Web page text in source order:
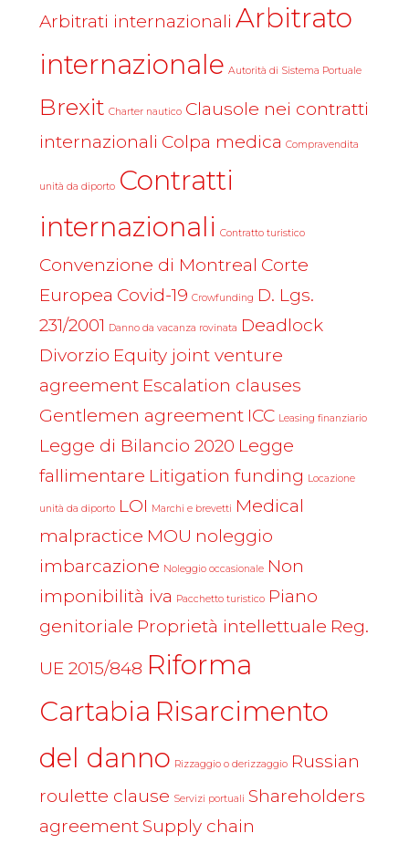
Arbitrati internazionali Arbitrato
internazionale Autorità di Sistema Portuale
Brexit Charter nautico Clausole nei contratti
internazionali Colpa medica Compravendita
unità da diporto Contratti
internazionali Contratto turistico
Convenzione di Montreal Corte
Europea Covid-19 Crowfunding D. Lgs.
231/2001 Danno da vacanza rovinata Deadlock
Divorzio Equity joint venture
agreement Escalation clauses
Gentlemen agreement ICC Leasing finanziario
Legge di Bilancio 2020 Legge
fallimentare Litigation funding Locazione
unità da diporto LOI Marchi e brevetti Medical
malpractice MOU noleggio
imbarcazione Noleggio occasionale Non
imponibilità iva Pacchetto turistico Piano
genitoriale Proprietà intellettuale Reg.
UE 2015/848 Riforma
Cartabia Risarcimento
del danno Rizzaggio o derizzaggio Russian
roulette clause Servizi portuali Shareholders
agreementSupply chain